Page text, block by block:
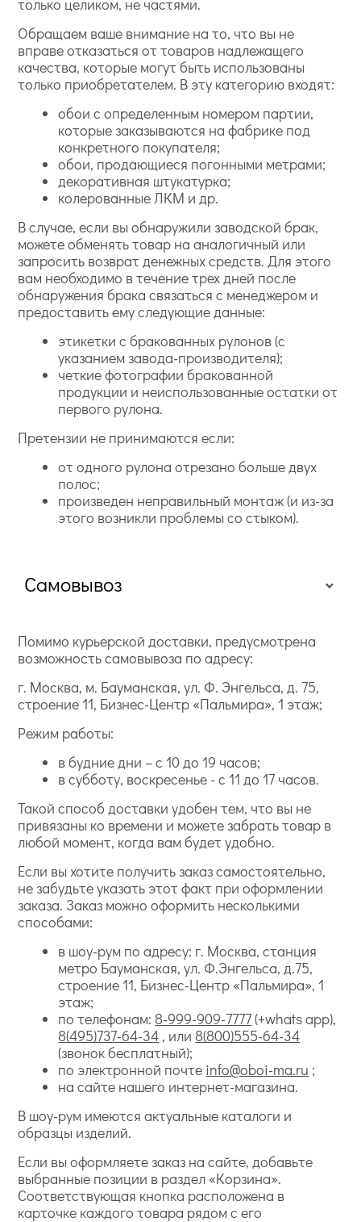
Обращаем ваше внимание на то, что вы не
вправе отказаться от товаров надлежащего
качества, которые могут быть использованы
только приобретателем. В эту категорию входят:
обои с определенным номером партии,
которые заказываются на фабрике под
конкретного покупателя;
обои, продающиеся погонными метрами;
декоративная штукатурка;
колерованные ЛКМ и др.
В случае, если вы обнаружили заводской брак,
можете обменять товар на аналогичный или
запросить возврат денежных средств. Для этого
вам необходимо в течение трех дней после
обнаружения брака связаться с менеджером и
предоставить ему следующие данные:
этикетки с бракованных рулонов (с
указанием завода-производителя);
четкие фотографии бракованной
продукции и неиспользованные остатки от
первого рулона.
Претензии не принимаются если:
от одного рулона отрезано больше двух
полос;
произведен неправильный монтаж (и из-за
этого возникли проблемы со стыком).
Самовывоз
Помимо курьерской доставки, предусмотрена
возможность самовывоза по адресу:
г. Москва, м. Бауманская, ул. Ф. Энгельса, д. 75,
строение 11, Бизнес-Центр «Пальмира», 1 этаж;
Режим работы:
в будние дни – с 10 до 19 часов;
в субботу, воскресенье - с 11 до 17 часов.
Такой способ доставки удобен тем, что вы не
привязаны ко времени и можете забрать товар в
любой момент, когда вам будет удобно.
Если вы хотите получить заказ самостоятельно,
не забудьте указать этот факт при оформлении
заказа. Заказ можно оформить несколькими
способами:
в шоу-рум по адресу: г. Москва, станция
метро Бауманская, ул. Ф.Энгельса, д.75,
строение 11, Бизнес-Центр «Пальмира», 1
этаж;
по телефонам: 8-999-909-7777(+whats app),
8(495)737-64-34 , или 8(800)555-64-34
(звонок бесплатный);
по электронной почте info@oboi-ma.ru ;
на сайте нашего интернет-магазина.
В шоу-рум имеются актуальные каталоги и
образцы изделий.
Если вы оформляете заказ на сайте, добавьте
выбранные позиции в раздел «Корзина».
Соответствующая кнопка расположена в
карточке каждого товара рядом с его